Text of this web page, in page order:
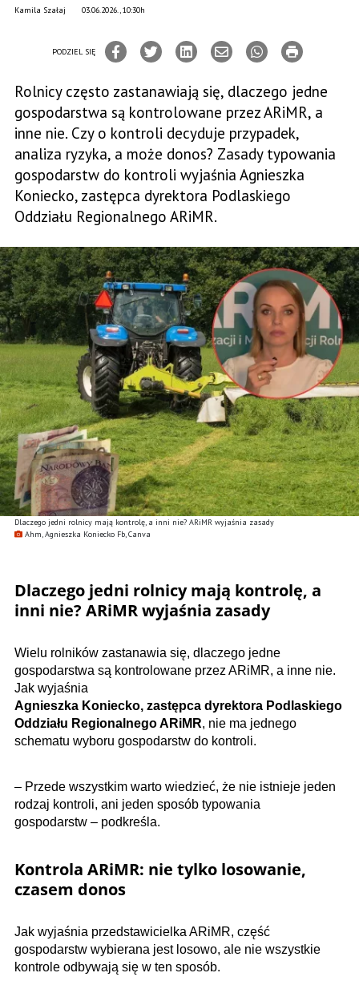
Dlaczego jedni rolnicy mają kontrolę, a inni nie? ARiMR wyjaśnia zasady
Ahm, Agnieszka Koniecko Fb, Canva
03.06.2026., 10:30h
Kamila Szałaj
PODZIEL SIĘ
Rolnicy często zastanawiają się, dlaczego jedne
gospodarstwa są kontrolowane przez ARiMR, a
inne nie. Czy o kontroli decyduje przypadek,
analiza ryzyka, a może donos? Zasady typowania
gospodarstw do kontroli wyjaśnia Agnieszka
Koniecko, zastępca dyrektora Podlaskiego
Oddziału Regionalnego ARiMR.
Dlaczego jedni rolnicy mają kontrolę, a
inni nie? ARiMR wyjaśnia zasady
Wielu rolników zastanawia się, dlaczego jedne
gospodarstwa są kontrolowane przez ARiMR, a inne nie.
Jak wyjaśnia
Agnieszka Koniecko, zastępca dyrektora Podlaskiego
Oddziału Regionalnego ARiMR, nie ma jednego
schematu wyboru gospodarstw do kontroli.
– Przede wszystkim warto wiedzieć, że nie istnieje jeden
rodzaj kontroli, ani jeden sposób typowania
gospodarstw – podkreśla.
Kontrola ARiMR: nie tylko losowanie,
czasem donos
Jak wyjaśnia przedstawicielka ARiMR, część
gospodarstw wybierana jest losowo, ale nie wszystkie
kontrole odbywają się w ten sposób.